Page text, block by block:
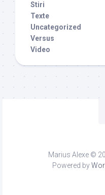
Stiri
Texte
Uncategorized
Versus
Video
Marius Alexe ©
Powered by